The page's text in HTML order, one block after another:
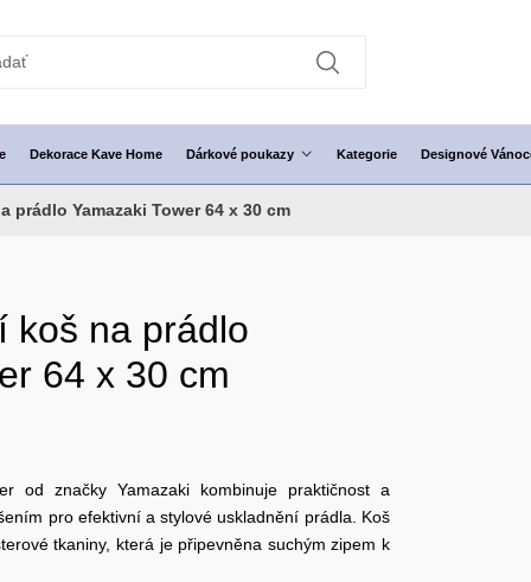
Dekorace Kave Home Dárkové poukazy Kategorie Designové
prádlo Yamazaki Tower 64 x 30 cm
koš na prádlo
64 x 30 cm
od značky Yamazaki kombinuje praktičnost a
pro efektivní a stylové uskladnění prádla. Koš
tkaniny, která je připevněna suchým zipem k